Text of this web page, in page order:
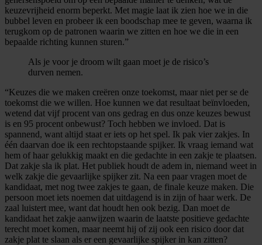
keuzevrijheid enorm beperkt. Met magie laat ik zien hoe we in die
bubbel leven en probeer ik een boodschap mee te geven, waarna ik
terugkom op de patronen waarin we zitten en hoe we die in een
bepaalde richting kunnen sturen.”
Als je voor je droom wilt gaan moet je de risico’s
durven nemen.
“Keuzes die we maken creëren onze toekomst, maar niet per se de
toekomst die we willen. Hoe kunnen we dat resultaat beïnvloeden,
wetend dat vijf procent van ons gedrag en dus onze keuzes bewust
is en 95 procent onbewust? Toch hebben we invloed. Dat is
spannend, want altijd staat er iets op het spel. Ik pak vier zakjes. In
één daarvan doe ik een rechtopstaande spijker. Ik vraag iemand wat
hem of haar gelukkig maakt en die gedachte in een zakje te plaatsen.
Dat zakje sla ik plat. Het publiek houdt de adem in, niemand weet in
welk zakje die gevaarlijke spijker zit. Na een paar vragen moet de
kandidaat, met nog twee zakjes te gaan, de finale keuze maken. Die
persoon moet iets noemen dat uitdagend is in zijn of haar werk. De
zaal luistert mee, want dat houdt hen ook bezig. Dan moet de
kandidaat het zakje aanwijzen waarin de laatste positieve gedachte
terecht moet komen, maar neemt hij of zij ook een risico door dat
zakje plat te slaan als er een gevaarlijke spijker in kan zitten?